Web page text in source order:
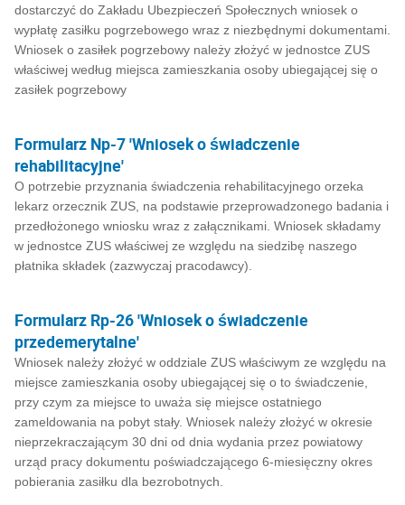
dostarczyć do Zakładu Ubezpieczeń Społecznych wniosek o
wypłatę zasiłku pogrzebowego wraz z niezbędnymi dokumentami.
Wniosek o zasiłek pogrzebowy należy złożyć w jednostce ZUS
właściwej według miejsca zamieszkania osoby ubiegającej się o
zasiłek pogrzebowy
Formularz Np-7 'Wniosek o świadczenie
rehabilitacyjne'
O potrzebie przyznania świadczenia rehabilitacyjnego orzeka
lekarz orzecznik ZUS, na podstawie przeprowadzonego badania i
przedłożonego wniosku wraz z załącznikami. Wniosek składamy
w jednostce ZUS właściwej ze względu na siedzibę naszego
płatnika składek (zazwyczaj pracodawcy).
Formularz Rp-26 'Wniosek o świadczenie
przedemerytalne'
Wniosek należy złożyć w oddziale ZUS właściwym ze względu na
miejsce zamieszkania osoby ubiegającej się o to świadczenie,
przy czym za miejsce to uważa się miejsce ostatniego
zameldowania na pobyt stały. Wniosek należy złożyć w okresie
nieprzekraczającym 30 dni od dnia wydania przez powiatowy
urząd pracy dokumentu poświadczającego 6-miesięczny okres
pobierania zasiłku dla bezrobotnych.